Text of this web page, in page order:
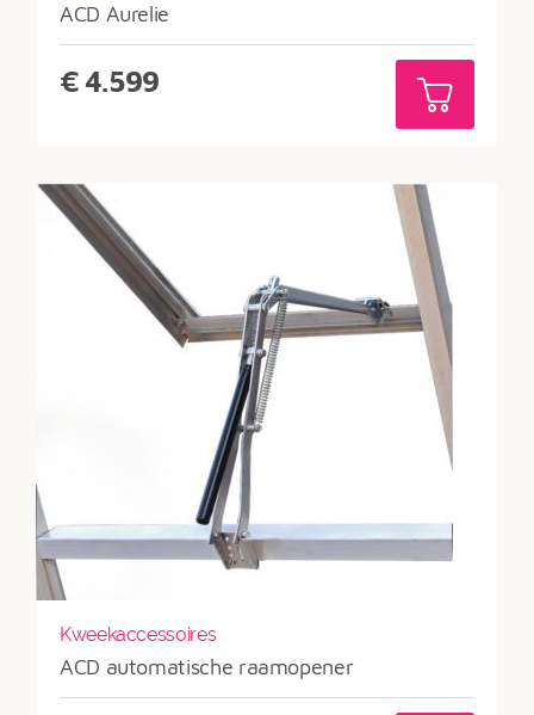
ACD Aurelie
€ 4.599
Kweekaccessoires
ACD automatische raamopener